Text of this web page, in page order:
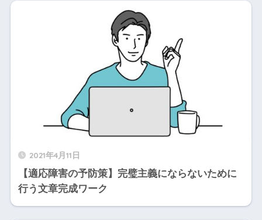
2021年4月11日
【適応障害の予防策】完璧主義にならないために
行う文章完成ワーク